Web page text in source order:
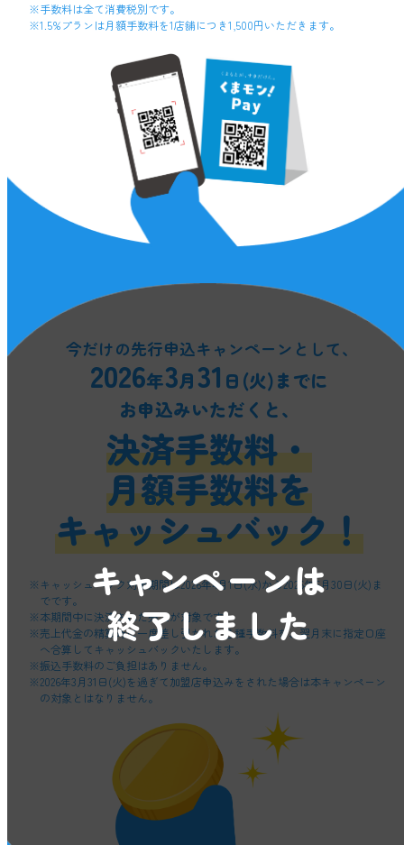
※手数料は全て消費税別です。
※1.5%プランは月額手数料を1店舗につき1,500円いただきます。
今だけの先行申込キャンペーンとして、
2026年3月 31 日 (火)までに
お申込みいただくと、
決済手数料・
月額手数料を
キャッシュバック！
※キャッシュバック対象期間は2026年4月1日(水)から2026年6月30日(火)ま
でです。
※本期間中に決済された売上が対象です。
※売上代金の精算時に一度差し引かれた各種手数料を、翌月末に指定口座
へ合算してキャッシュバックいたします。
※振込手数料のご負担はありません。
※2026年3月31日(火)を過ぎて加盟店申込みをされた場合は本キャンペーン
の対象とはなりません。
キャンペーンは
終了しました